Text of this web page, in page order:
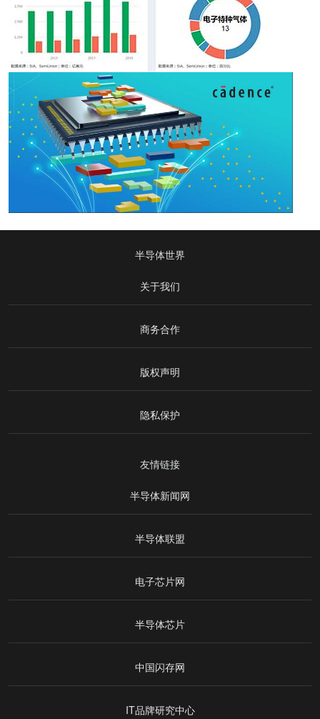
半导体世界
关于我们
商务合作
版权声明
隐私保护
友情链接
半导体新闻网
半导体联盟
电子芯片网
半导体芯片
中国闪存网
IT品牌研究中心